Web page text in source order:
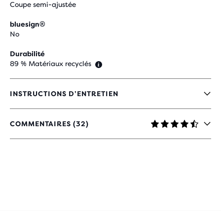
Coupe semi-ajustée
bluesign®
No
Durabilité
89 % Matériaux recyclés
INSTRUCTIONS D’ENTRETIEN
COMMENTAIRES (32)
4,7
SUR